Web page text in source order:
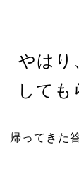
やはり
しても
帰ってきた